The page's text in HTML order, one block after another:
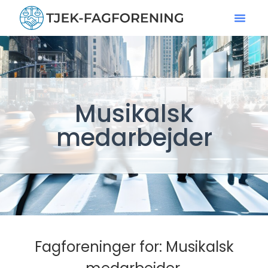
Musikalsk
medarbejder
Fagforeninger for: Musikalsk